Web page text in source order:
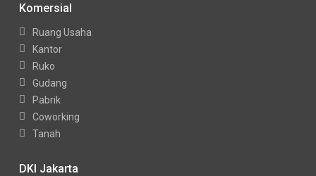
Komersial
Ruang Usaha
Kantor
Ruko
Gudang
Pabrik
Coworking
Tanah
DKI Jakarta